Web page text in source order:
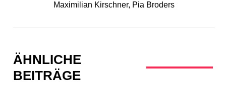
Maximilian Kirschner, Pia Broders
ÄHNLICHE
BEITRÄGE